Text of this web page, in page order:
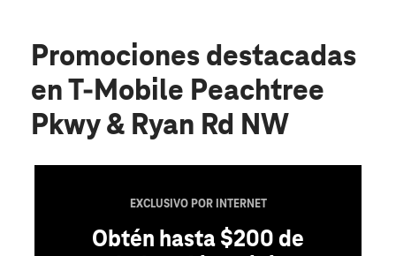
Promociones destacadas
en T-Mobile Peachtree
Pkwy & Ryan Rd NW
EXCLUSIVO POR INTERNET
Obtén hasta $200 de